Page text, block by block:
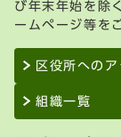
び年末年始を除
ームページ等を
区役所へのア
組織一覧